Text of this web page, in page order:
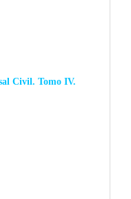
Civil. Tomo IV.